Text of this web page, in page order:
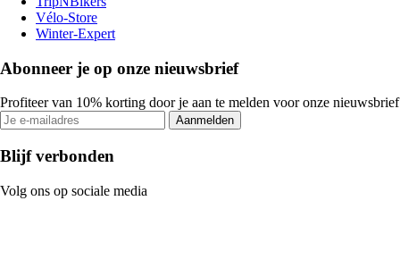
Vélo-Store
Winter-Expert
Abonneer je op onze nieuwsbrief
Profiteer van 10% korting door je aan te melden voor onze nieuwsbrief
Aanmelden
Blijf verbonden
Volg ons op sociale media